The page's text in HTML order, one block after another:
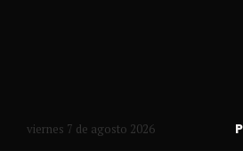
viernes 7 de agosto 2026